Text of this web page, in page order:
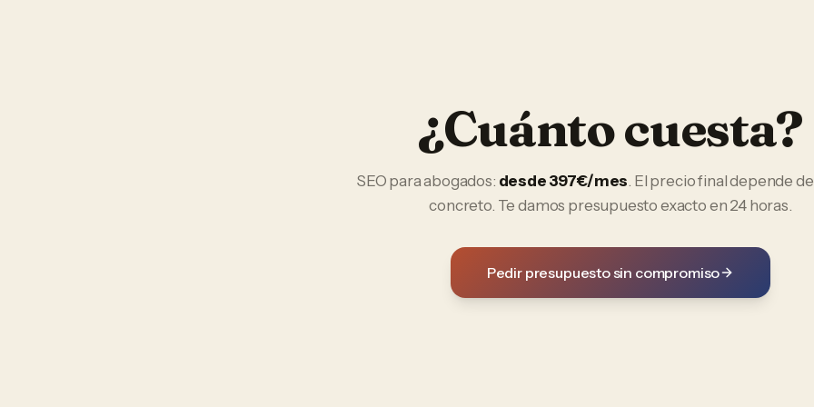
¿Cuánto cuesta?
SEO paraabogados: desde 397€/mes. El precio final depende
concreto. Te damos presupuesto exacto en 24 horas.
Pedir presupuesto sin compromiso